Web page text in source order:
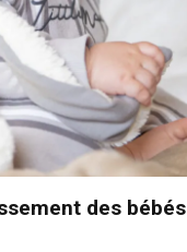
des bébés